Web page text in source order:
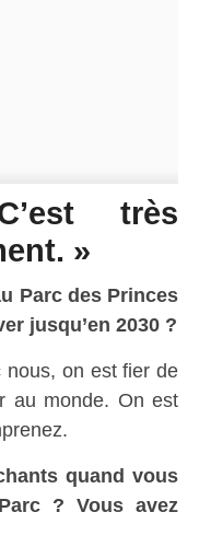
très
»
Parc des Princes
jusqu’en 2030 ?
nous, on est fier de
au monde. On est
quand vous
? Vous avez